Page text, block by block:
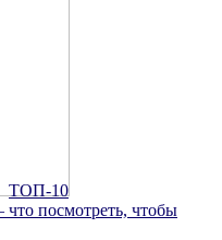
ТОП-10
что посмотреть, чтобы